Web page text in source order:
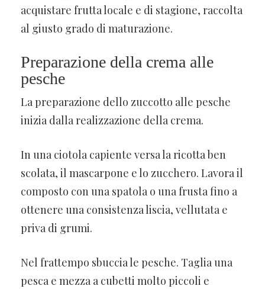
acquistare frutta locale e di stagione, raccolta
al giusto grado di maturazione.
Preparazione della crema alle
pesche
La preparazione dello zuccotto alle pesche
inizia dalla realizzazione della crema.
In una ciotola capiente versa la ricotta ben
scolata, il mascarpone e lo zucchero. Lavora il
composto con una spatola o una frusta fino a
ottenere una consistenza liscia, vellutata e
priva di grumi.
Nel frattempo sbuccia le pesche. Taglia una
pesca e mezza a cubetti molto piccoli e